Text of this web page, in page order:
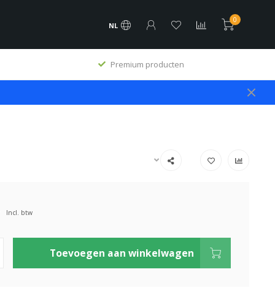
NL
0
Premium producten
Incl. btw
Toevoegen aan winkelwagen